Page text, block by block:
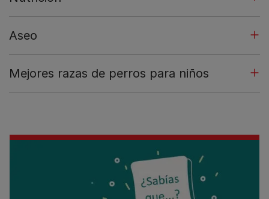
Aseo
Mejores razas de perros para niños